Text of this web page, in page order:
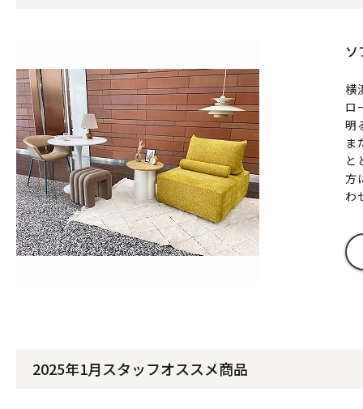
横
ロ
明
ま
と
方
わ
2025年1月スタッフオススメ商品